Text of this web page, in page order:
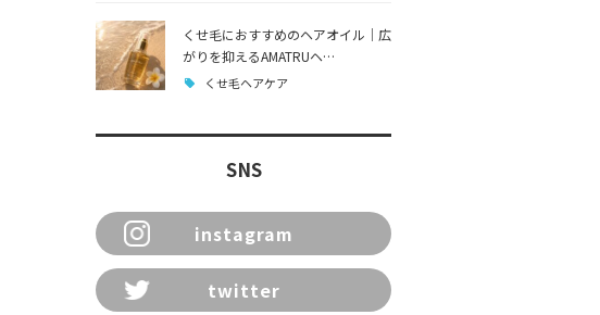
くせ毛におすすめのヘアオイル｜広
がりを抑えるAMATRUヘ…
くせ毛ヘアケア
SNS
instagram
twitter